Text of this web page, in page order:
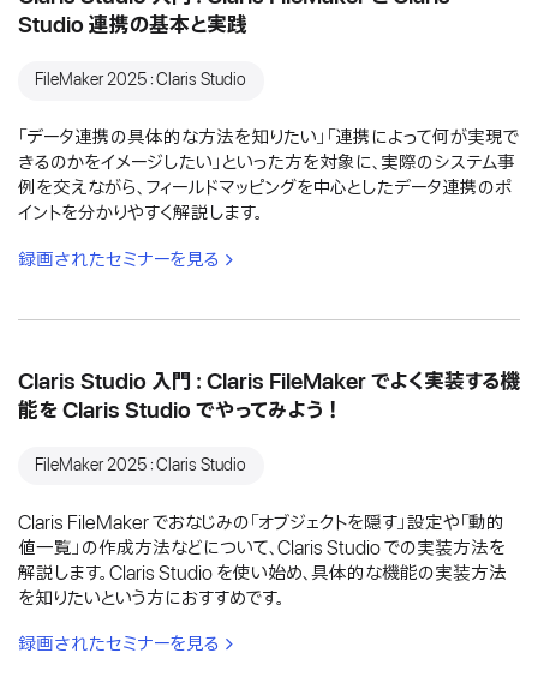
Studio 連携の基本と実践
FileMaker 2025：Claris Studio
「データ連携の具体的な方法を知りたい」「連携によって何が実現で
きるのかをイメージしたい」といった方を対象に、実際のシステム事
例を交えながら、フィールドマッピングを中心としたデータ連携のポ
イントを分かりやすく解説します。
録画されたセミナーを見る
Claris Studio 入門：Claris FileMaker でよく実装する機
能を Claris Studio でやってみよう！
FileMaker 2025：Claris Studio
Claris FileMaker でおなじみの「オブジェクトを隠す」設定や「動的
値一覧」の作成方法などについて、Claris Studio での実装方法を
解説します。Claris Studio を使い始め、具体的な機能の実装方法
を知りたいという方におすすめです。
録画されたセミナーを見る